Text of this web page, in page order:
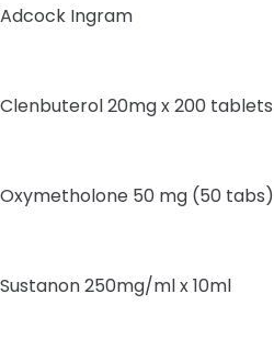
Adcock Ingram
Clenbuterol 20mg x 200 tablets
Oxymetholone 50 mg (50 tabs)
Sustanon 250mg/ml x 10ml